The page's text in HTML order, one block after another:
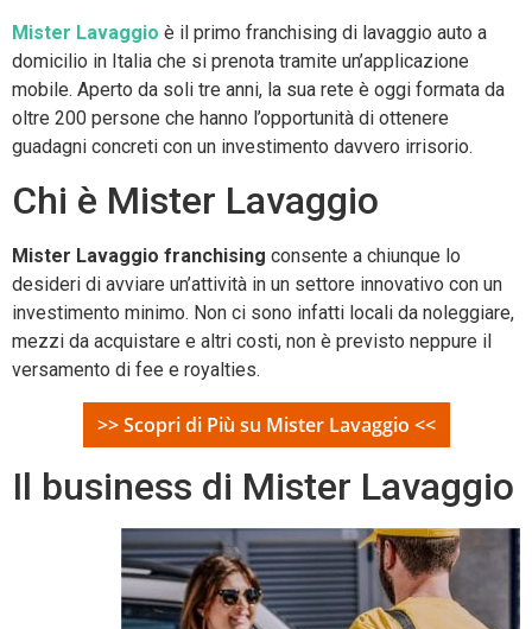
Mister Lavaggio è il primo franchising di lavaggio auto a
domicilio in Italia che si prenota tramite un’applicazione
mobile. Aperto da soli tre anni, la sua rete è oggi formata da
oltre 200 persone che hanno l’opportunità di ottenere
guadagni concreti con un investimento davvero irrisorio.
Chi è Mister Lavaggio
Mister Lavaggio franchising consente a chiunque lo
desideri di avviare un’attività in un settore innovativo con un
investimento minimo. Non ci sono infatti locali da noleggiare,
mezzi da acquistare e altri costi, non è previsto neppure il
versamento di fee e royalties.
>> Scopri di Più su Mister Lavaggio <<
Il business di Mister Lavaggio